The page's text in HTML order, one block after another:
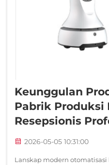
Keunggulan
Pabrik Produksi
Resepsionis
2026-05-05 10:31:00
Lanskap modern